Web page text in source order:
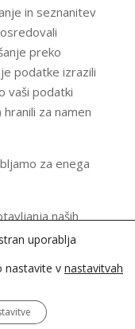
in seznanitev
preko
podatke izrazili
vaši podatki
za namen
za enega
naših
povpraševanja
zahtevkov in
spletne
uporablja
nastavite v nastavitvah